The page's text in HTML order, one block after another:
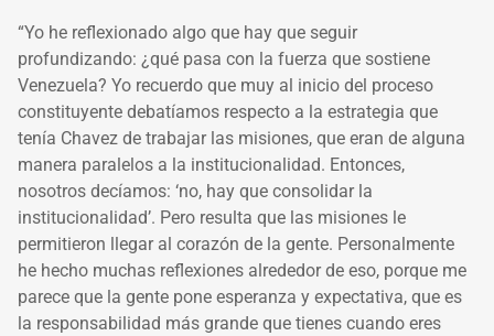
“Yo he reflexionado algo que hay que seguir
profundizando: ¿qué pasa con la fuerza que sostiene
Venezuela? Yo recuerdo que muy al inicio del proceso
constituyente debatíamos respecto a la estrategia que
tenía Chavez de trabajar las misiones, que eran de alguna
manera paralelos a la institucionalidad. Entonces,
nosotros decíamos: ‘no, hay que consolidar la
institucionalidad’. Pero resulta que las misiones le
permitieron llegar al corazón de la gente. Personalmente
he hecho muchas reflexiones alrededor de eso, porque me
parece que la gente pone esperanza y expectativa, que es
la responsabilidad más grande que tienes cuando eres